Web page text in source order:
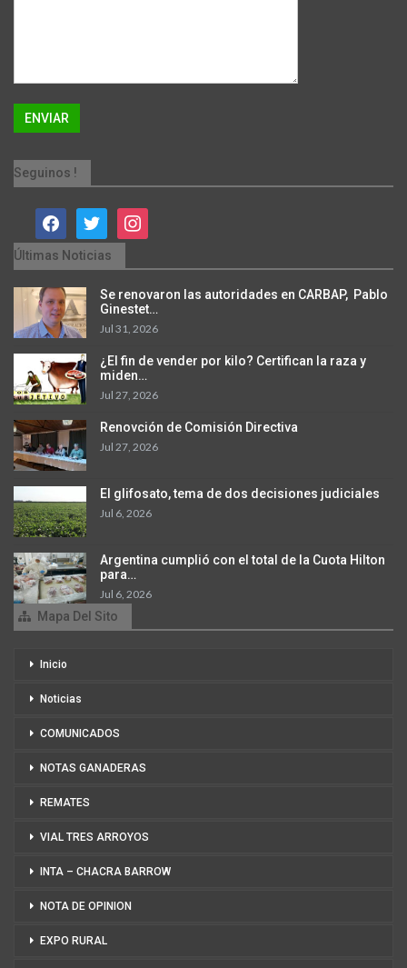
Seguinos !
facebooktwitter instagram
Últimas Noticias
Se renovaron las autoridades en CARBAP, Pablo
Ginestet…
Jul 31, 2026
¿El fin de vender por kilo? Certifican la raza y
miden…
Jul 27, 2026
Renovción de Comisión Directiva
Jul 27, 2026
El glifosato, tema de dos decisiones judiciales
Jul 6, 2026
Argentina cumplió con el total de la Cuota Hilton
para…
Jul 6, 2026
Mapa Del Sito
Inicio
Noticias
COMUNICADOS
NOTAS GANADERAS
REMATES
VIAL TRES ARROYOS
INTA – CHACRA BARROW
NOTA DE OPINION
EXPO RURAL